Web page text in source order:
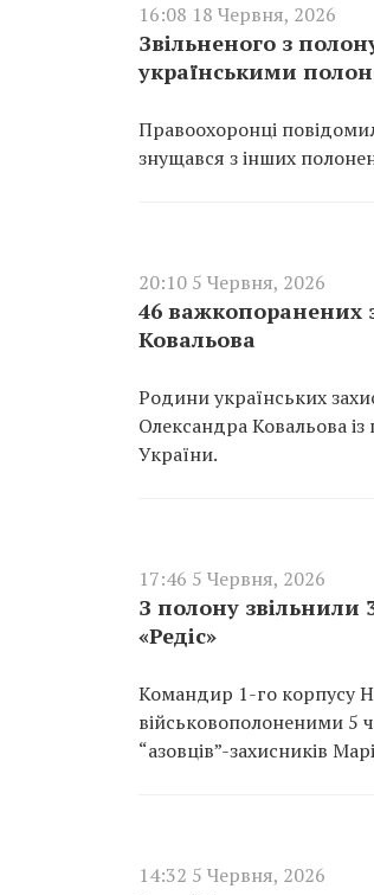
16:08 18 Червня, 2026
Звільненого з
українськими
Правоохоронці
знущався з інших
20:10 5 Червня, 2026
46 важкопоранених
Ковальова
Родини українських
Олександра Ковальова
України.
17:46 5 Червня, 2026
З полону звільнили
«Редіс»
Командир 1-го корпусу
військовополоненими 5
“азовців”-захисників
14:32 5 Червня, 2026